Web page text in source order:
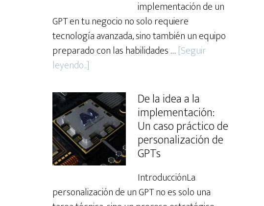
implementación de un
GPT en tu negocio no solo requiere
tecnología avanzada, sino también un equipo
preparado con las habilidades … [Seguir
leyendo...]
habilidades
esenciales
para
gestionar
GPTs
en
negocio
De la idea a la
implementación:
Un caso práctico de
personalización de
GPTs
IntroducciónLa
personalización de un GPT no es solo una